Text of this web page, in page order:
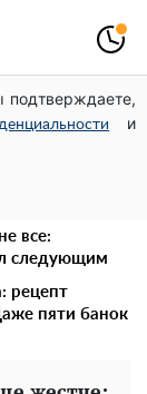
подтверждаете,
и
точкой
от
в
все:
следующим
рецепт
пяти банок